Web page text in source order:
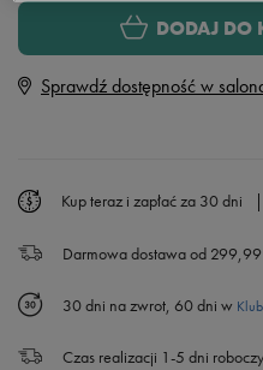
Rozmiary EU
22 cm
36,5 23 cm
37,5 23,5 cm
38 24 cm
DODAJ DO
Sprawdź dostępność w
Kup teraz i zapłać za 30 dni |
Darmowa dostawa od 299,99
30 dni na zwrot, 60 dni w
Czas realizacji 1-5 dni